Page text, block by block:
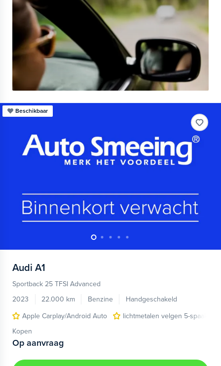
Beschikbaar
Audi A1
Sportback 25 TFSI Advanced
2023
22.000 km Benzine
Handgeschakeld
Apple Carplay/Android Auto
lichtmetalen velgen 5-spaaks
Kopen
Op aanvraag